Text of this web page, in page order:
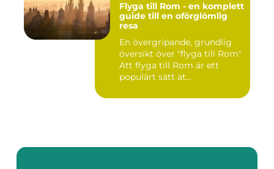
Flyga till Rom - en komplett
guide till en oförglömlig
resa
En övergripande, grundlig
översikt över "flyga till Rom"
Att flyga till Rom är ett
populärt sätt at...